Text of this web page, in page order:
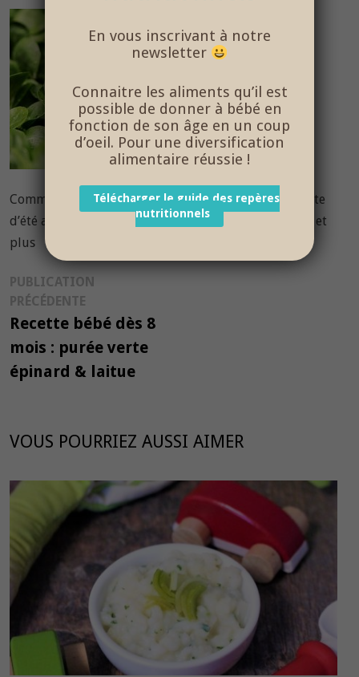
Comme des Papas vous propose une délicieuse recette
d’été aux légumes verts facile à réaliser – âge 8 mois et
plus
Navigation
de
l’article
PUBLICATION
PRÉCÉDENTE
précédente :
Recette bébé dès 8
mois : purée verte
épinard & laitue
VOUS POURRIEZ AUSSI AIMER
En vous inscrivant à notre
newsletter
Connaitre les aliments qu’il est
possible de donner à bébé en
fonction de son âge en un coup
d’oeil. Pour une diversification
alimentaire réussie !
Télécharger le guide des repères
nutritionnels